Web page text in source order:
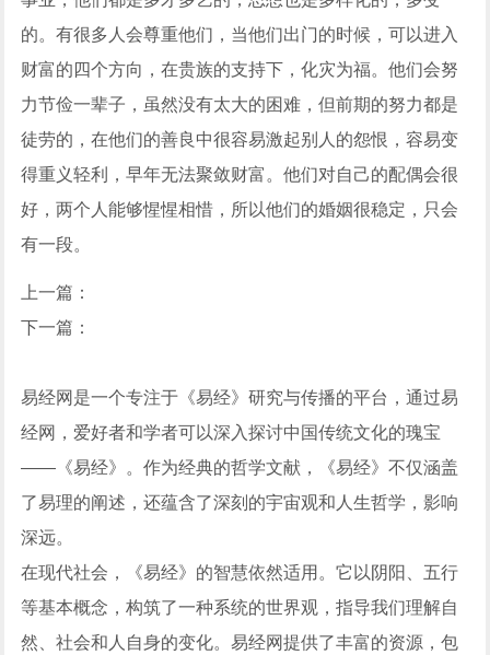
的。有很多人会尊重他们，当他们出门的时候，可以进入
财富的四个方向，在贵族的支持下，化灾为福。他们会努
力节俭一辈子，虽然没有太大的困难，但前期的努力都是
徒劳的，在他们的善良中很容易激起别人的怨恨，容易变
得重义轻利，早年无法聚敛财富。他们对自己的配偶会很
好，两个人能够惺惺相惜，所以他们的婚姻很稳定，只会
有一段。
上一篇：
下一篇：
易经网是一个专注于《易经》研究与传播的平台，通过易
经网，爱好者和学者可以深入探讨中国传统文化的瑰宝
——《易经》。作为经典的哲学文献，《易经》不仅涵盖
了易理的阐述，还蕴含了深刻的宇宙观和人生哲学，影响
深远。
在现代社会，《易经》的智慧依然适用。它以阴阳、五行
等基本概念，构筑了一种系统的世界观，指导我们理解自
然、社会和人自身的变化。易经网提供了丰富的资源，包